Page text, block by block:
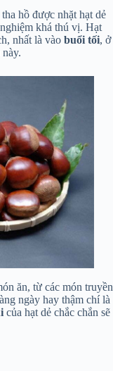
hồ được nhặt hạt dẻ
khá thú vị. Hạt
nhất là vào buổi tối, ở
ăn, từ các món truyền
ngày hay thậm chí là
của hạt dẻ chắc chắn sẽ